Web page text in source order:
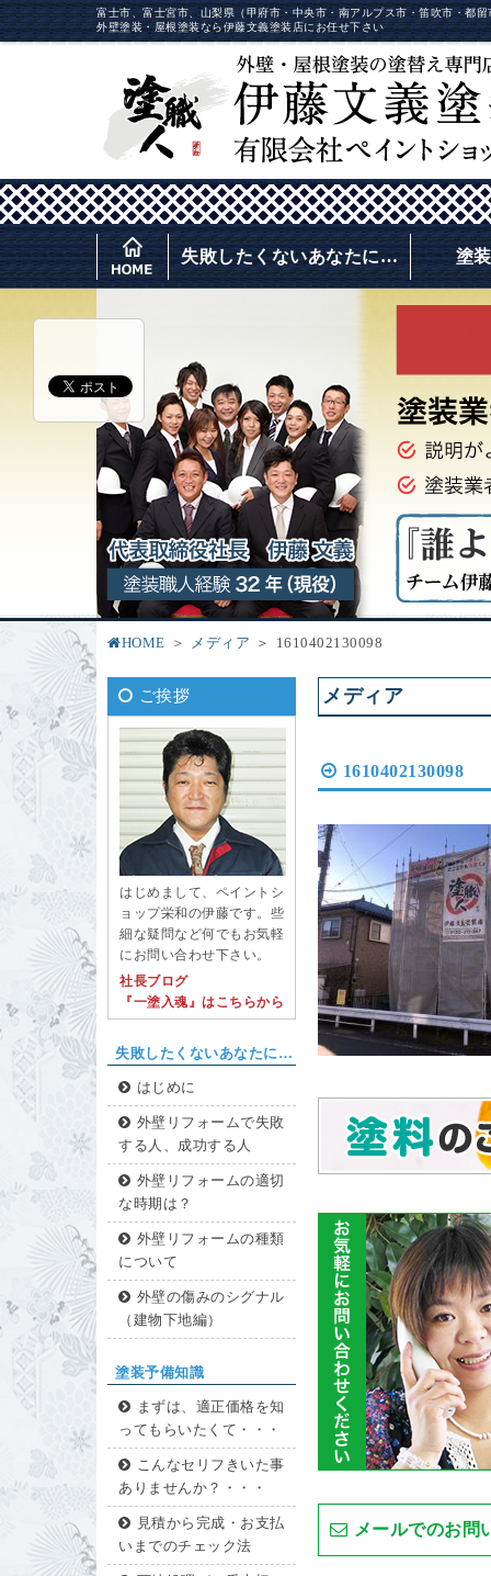
富士市、富士宮市、山梨県（甲府市・中央市・南アルプス市・笛吹市・都
外壁塗装・屋根塗装なら伊藤文義塗装店にお任せ下さい
失敗したくないあなたに… 塗
HOME メディア 1610402130098
ご挨拶
はじめまして、ペイントシ
ョップ栄和の伊藤です。些
細な疑問など何でもお気軽
にお問い合わせ下さい。
社長ブログ
『一塗入魂』はこちらから
失敗したくないあなたに…
はじめに
外壁リフォームで失敗
する人、成功する人
外壁リフォームの適切
な時期は？
外壁リフォームの種類
について
外壁の傷みのシグナル
（建物下地編）
塗装予備知識
まずは、適正価格を知
ってもらいたくて・・・
こんなセリフきいた事
ありませんか？・・・
見積から完成・お支払
いまでのチェック法
メディア
1610402130098
メールでのお問